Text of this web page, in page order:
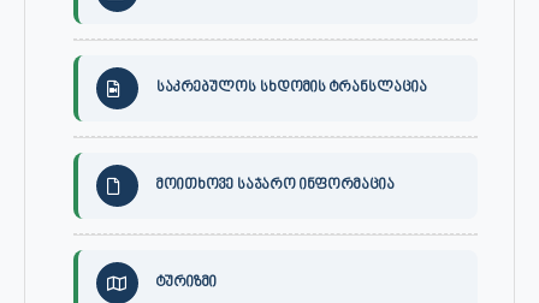
საკრებულოს სხდომის ტრანსლაცია
მოითხოვე საჯარო ინფორმაცია
ტურიზმი